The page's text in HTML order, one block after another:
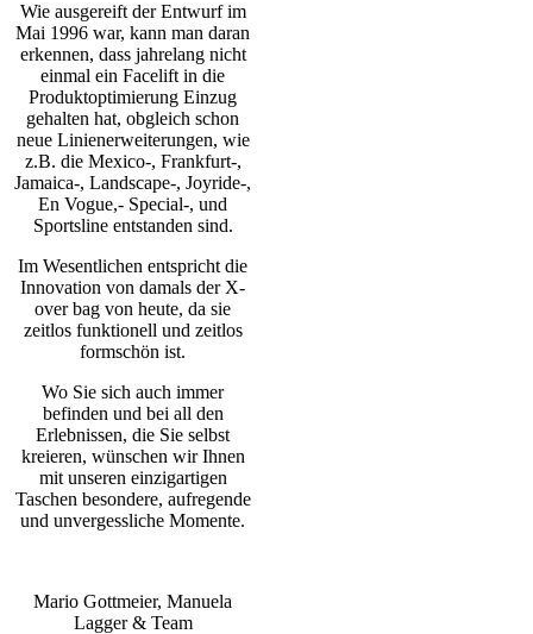
Wie ausgereift der Entwurf im
Mai 1996 war, kann man daran
erkennen, dass jahrelang nicht
einmal ein Facelift in die
Produktoptimierung Einzug
gehalten hat, obgleich schon
neue Linienerweiterungen, wie
z.B. die Mexico-, Frankfurt-,
Jamaica-, Landscape-, Joyride-,
En Vogue,- Special-, und
Sportsline entstanden sind.
Im Wesentlichen entspricht die
Innovation von damals der X-
over bag von heute, da sie
zeitlos funktionell und zeitlos
formschön ist.
Wo Sie sich auch immer
befinden und bei all den
Erlebnissen, die Sie selbst
kreieren, wünschen wir Ihnen
mit unseren einzigartigen
Taschen besondere, aufregende
und unvergessliche Momente.
Mario Gottmeier, Manuela
Lagger & Team